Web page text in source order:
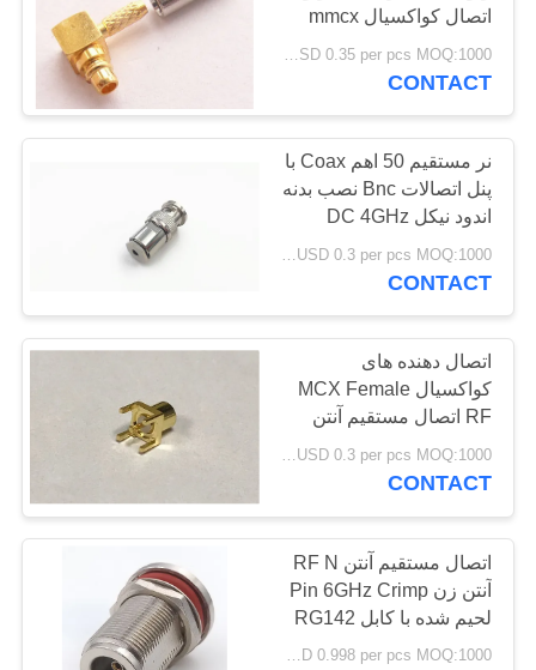
اتصال کواکسیال mmcx
برای اتصال کابل RG
CONTACT
نر مستقیم 50 اهم Coax با
پنل اتصالات Bnc نصب بدنه
اندود نیکل DC 4GHz
CONTACT
اتصال دهنده های
کواکسیال MCX Female
RF اتصال مستقیم آنتن
مکعبی PCB نصب شده
است
USD 0.3 per pcs MOQ:1000 عدد
CONTACT
اتصال مستقیم آنتن RF N
آنتن زن Pin 6GHz Crimp
لحیم شده با کابل RG142
USD 0.998 per pcs MOQ:1000 عدد